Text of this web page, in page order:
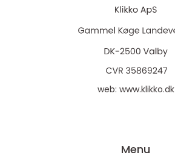
web: www.klikko.dk
Menu